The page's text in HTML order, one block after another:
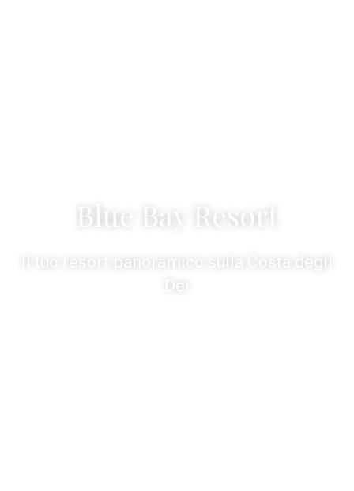
Blue Bay Resort
Il tuo resort panoramico sulla Costa degli
Dei